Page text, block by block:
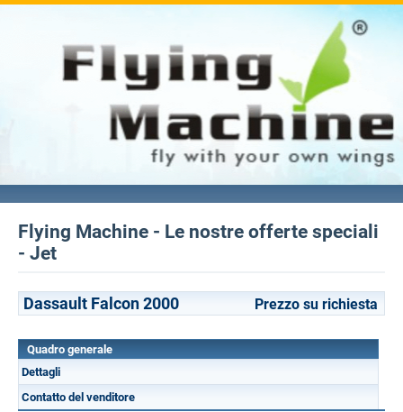
Flying Machine - Le nostre offerte speciali
- Jet
Dassault Falcon 2000 Prezzo su richiesta
Quadro generale
Dettagli
Contatto del venditore